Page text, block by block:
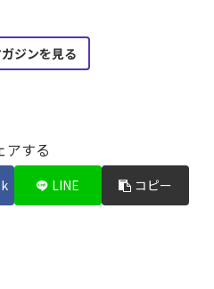
ジンを見る
アする
LINE コピー